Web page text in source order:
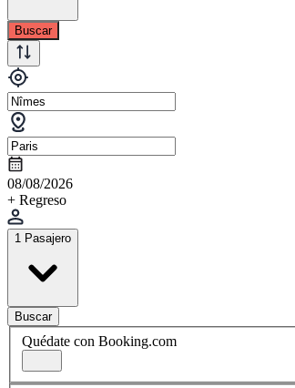
Buscar
08/08/2026
+ Regreso
1 Pasajero
Buscar
Quédate con Booking.com